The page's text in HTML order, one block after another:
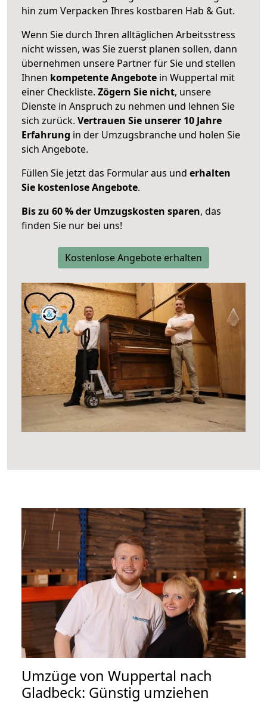
hin zum Verpacken Ihres kostbaren Hab & Gut.
Wenn Sie durch Ihren alltäglichen Arbeitsstress
nicht wissen, was Sie zuerst planen sollen, dann
übernehmen unsere Partner für Sie und stellen
Ihnen kompetente Angebote in Wuppertal mit
einer Checkliste. Zögern Sie nicht, unsere
Dienste in Anspruch zu nehmen und lehnen Sie
sich zurück. Vertrauen Sie unserer 10 Jahre
Erfahrung in der Umzugsbranche und holen Sie
sich Angebote.
Füllen Sie jetzt das Formular aus und erhalten
Sie kostenlose Angebote.
Bis zu 60 % der Umzugskosten sparen, das
finden Sie nur bei uns!
Kostenlose Angebote erhalten
Umzüge von Wuppertal nach
Gladbeck: Günstig umziehen